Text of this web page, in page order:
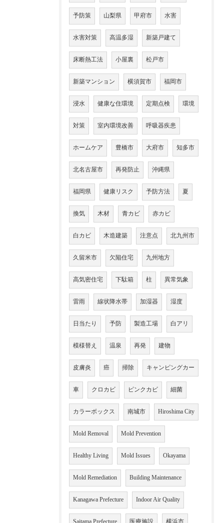
予防策 山梨県 甲府市 水害
水害対策 高温多湿 新築戸建て
床断熱工法 小屋裏 松戸市
新築マンション 横須賀市 福岡市
浸水 健康な住環境 定期点検 環境
対策 室内環境改善 呼吸器疾患
ホームケア 豊橋市 大府市 知多市
北名古屋市 再発防止 沖縄県
福岡県 健康リスク 予防方法 夏
換気 木材 青カビ 赤カビ
白カビ 木造建築 注意点 北九州市
久留米市 欠陥住宅 九州地方
高気密住宅 下駄箱 柱 異常気象
雷雨 線状降水帯 加湿器 湿度
日当たり 予防 製造工場 白アリ
模様替え 温泉 再発 建物
皮膚炎 癌 掃除 キャンピングカー
車 クロカビ ピンクカビ 細菌
カラーボックス 南城市 Hiroshima City
Mold Removal Mold Prevention
Healthy Living Mold Issues Okayama
Mold Remediation Building Maintenance
Kanagawa Prefecture Indoor Air Quality